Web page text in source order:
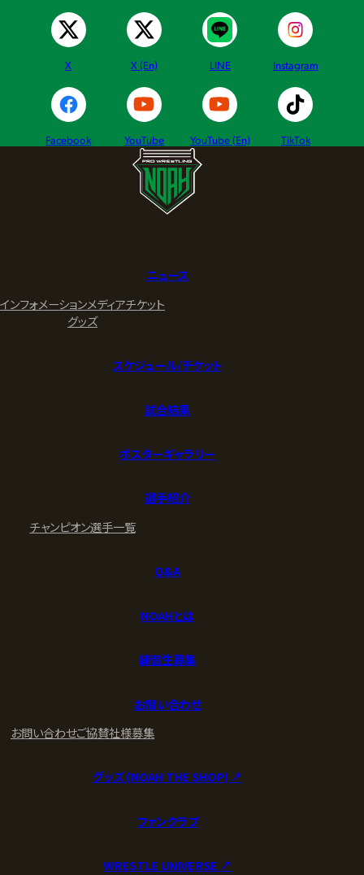
X X (En) LINE Instagram
Facebook YouTube YouTube (En) TikTok
ニュース
インフォメーションメディアチケット
グッズ
スケジュール/チケット
試合結果
ポスターギャラリー
選手紹介
チャンピオン選手一覧
Q&A
NOAHとは
練習生募集
お問い合わせ
お問い合わせご協賛社様募集
グッズ (NOAH THE SHOP) ↗︎
ファンクラブ
WRESTLE UNIVERSE ↗︎